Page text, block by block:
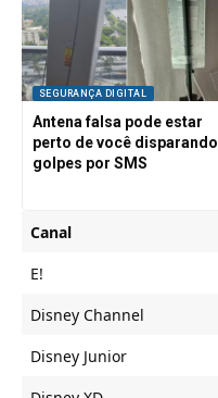
SEGURANÇA DIGITAL
Antena falsa pode estar
perto de você disparando
golpes por SMS
Canal
E!
Disney Channel
Disney Junior